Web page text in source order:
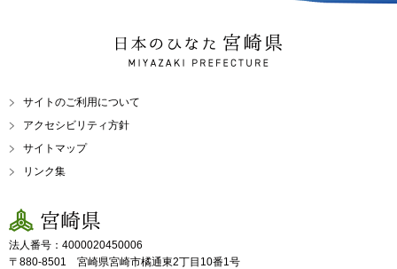
日本のひなた 宮崎県
MIYAZAKI PREFECTURE
サイトのご利用について
アクセシビリティ方針
サイトマップ
リンク集
宮崎県
法人番号：4000020450006
〒880-8501 宮崎県宮崎市橘通東2丁目10番1号